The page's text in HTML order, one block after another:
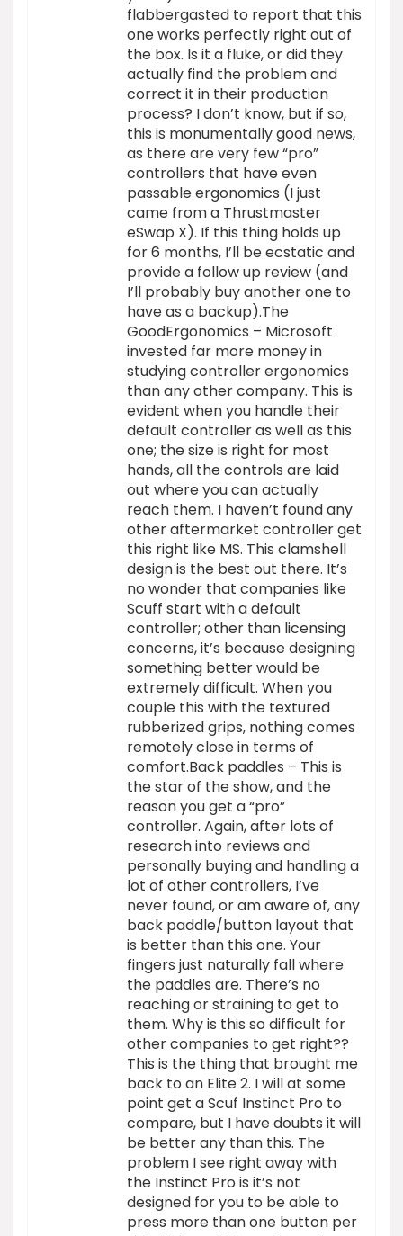
flabbergasted to report that this
one works perfectly right out of
the box. Is it a fluke, or did they
actually find the problem and
correct it in their production
process? I don’t know, but if so,
this is monumentally good news,
as there are very few “pro”
controllers that have even
passable ergonomics (I just
came from a Thrustmaster
eSwap X). If this thing holds up
for 6 months, I’ll be ecstatic and
provide a follow up review (and
I’ll probably buy another one to
have as a backup).The
GoodErgonomics – Microsoft
invested far more money in
studying controller ergonomics
than any other company. This is
evident when you handle their
default controller as well as this
one; the size is right for most
hands, all the controls are laid
out where you can actually
reach them. I haven’t found any
other aftermarket controller get
this right like MS. This clamshell
design is the best out there. It’s
no wonder that companies like
Scuff start with a default
controller; other than licensing
concerns, it’s because designing
something better would be
extremely difficult. When you
couple this with the textured
rubberized grips, nothing comes
remotely close in terms of
comfort.Back paddles – This is
the star of the show, and the
reason you get a “pro”
controller. Again, after lots of
research into reviews and
personally buying and handling a
lot of other controllers, I’ve
never found, or am aware of, any
back paddle/button layout that
is better than this one. Your
fingers just naturally fall where
the paddles are. There’s no
reaching or straining to get to
them. Why is this so difficult for
other companies to get right??
This is the thing that brought me
back to an Elite 2. I will at some
point get a Scuf Instinct Pro to
compare, but I have doubts it will
be better any than this. The
problem I see right away with
the Instinct Pro is it’s not
designed for you to be able to
press more than one button per